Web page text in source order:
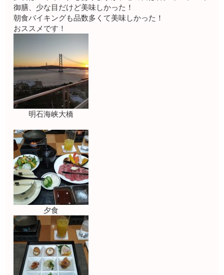
御膳、少な目だけど美味しかった！
朝食バイキングも品数多くて美味しかった！
おススメです！
明石海峡大橋
夕食